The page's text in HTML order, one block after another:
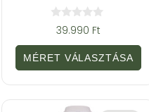
0
z
5
ő
39.990 Ft
MÉRET VÁLASZTÁSA